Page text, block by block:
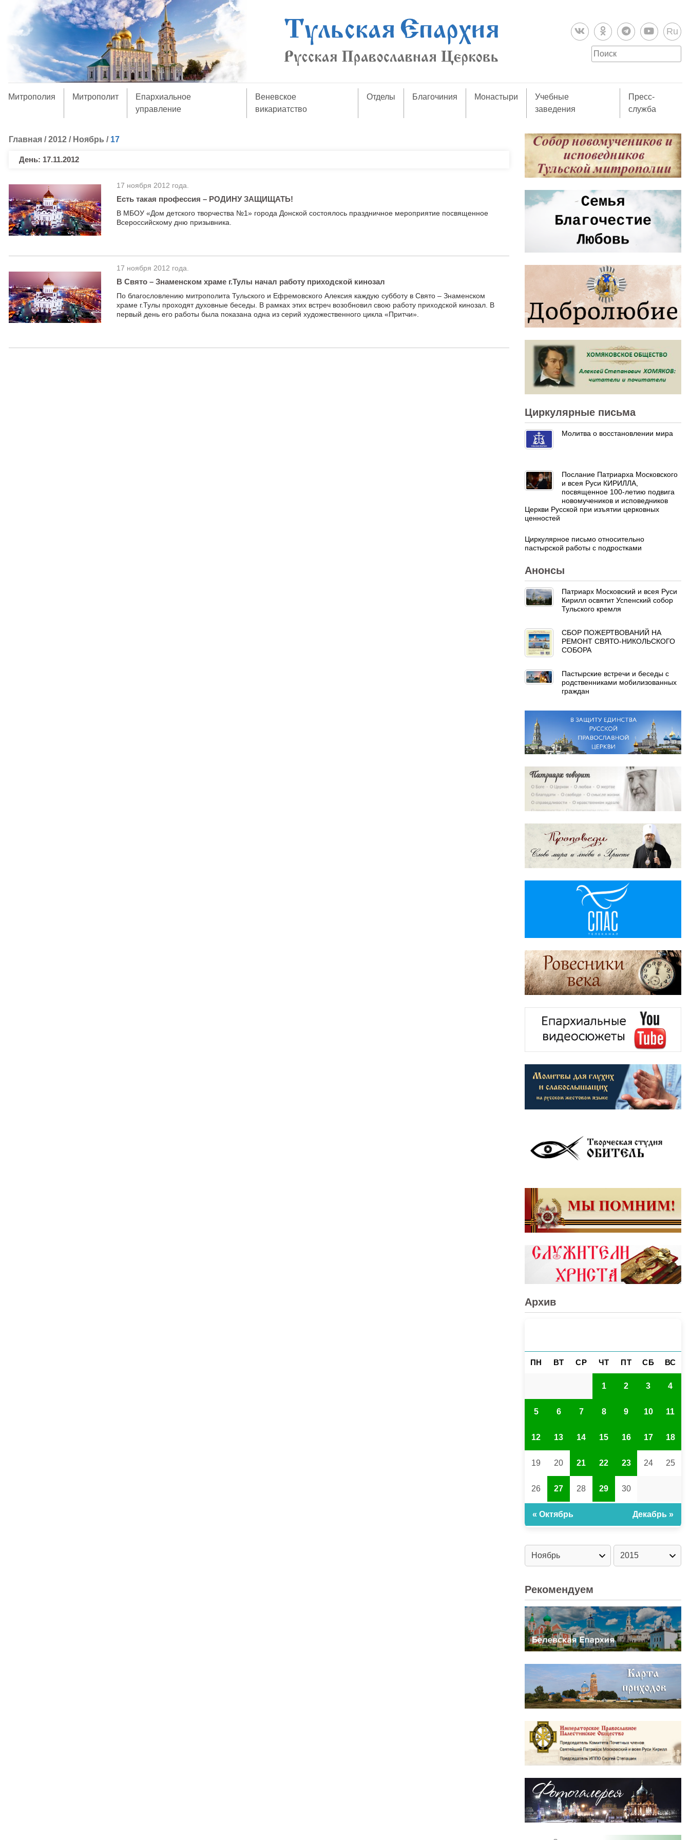
Ru
Митрополия Митрополит
Епархиальное
управление
Веневское
викариатство
Отделы Благочиния Монастыри
Учебные
заведения
Пресс-
служба
Главная /2012 / Ноябрь / 17
День: 17.11.2012
17 ноября 2012 года.
Есть такая профессия – РОДИНУ ЗАЩИЩАТЬ!
В МБОУ «Дом детского творчества №1» города Донской состоялось праздничное мероприятие посвященное
Всероссийскому дню призывника.
17 ноября 2012 года.
В Свято – Знаменском храме г.Тулы начал работу приходской кинозал
По благословлению митрополита Тульского и Ефремовского Алексия каждую субботу в Свято – Знаменском
храме г.Тулы проходят духовные беседы. В рамках этих встреч возобновил свою работу приходской кинозал. В
первый день его работы была показана одна из серий художественного цикла «Притчи».
Циркулярные письма
Молитва о восстановлении мира
Послание Патриарха Московского
и всея Руси КИРИЛЛА,
посвященное 100-летию подвига
новомучеников и исповедников
Церкви Русской при изъятии церковных
ценностей
Циркулярное письмо относительно
пастырской работы с подростками
Анонсы
Патриарх Московский и всея Руси
Кирилл освятит Успенский собор
Тульского кремля
СБОР ПОЖЕРТВОВАНИЙ НА
РЕМОНТ СВЯТО-НИКОЛЬСКОГО
СОБОРА
Пастырские встречи и беседы с
родственниками мобилизованных
граждан
Архив
ПН ВТ СР ЧТ ПТ СБ ВС
1 2 3 4
5 6 7 8 9 10 11
12 13 14 15 16 17 18
19 20 21 22 23 24 25
26 27 28 29 30
« Октябрь Декабрь »
Рекомендуем